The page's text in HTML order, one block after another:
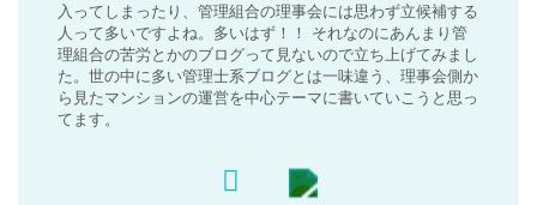
入ってしまったり、管理組合の理事会には思わず立候補する
人って多いですよね。多いはず！！ それなのにあんまり管
理組合の苦労とかのブログって見ないので立ち上げてみまし
た。世の中に多い管理士系ブログとは一味違う、理事会側か
ら見たマンションの運営を中心テーマに書いていこうと思っ
てます。